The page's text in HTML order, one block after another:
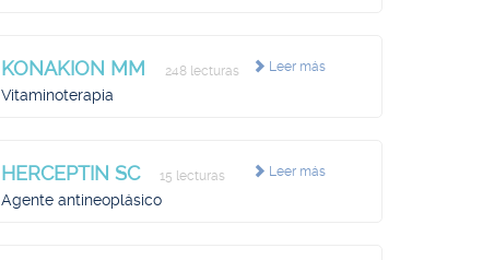
Leer más
KONAKION MM 248 lecturas
Vitaminoterapia
Leer más
HERCEPTIN SC 15 lecturas
Agente antineoplásico